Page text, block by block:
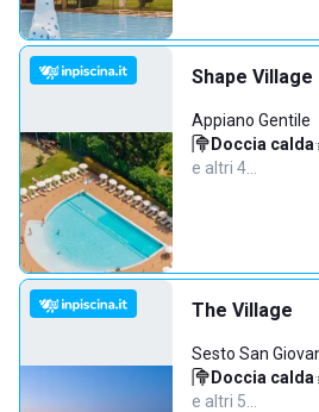
Shape Village
Appiano Gentile
Doccia calda·
e altri 4…
The Village
Sesto San
Doccia calda·
e altri 5…